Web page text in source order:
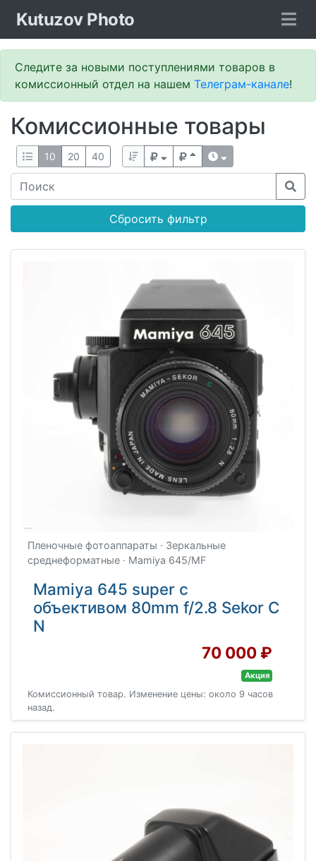
Kutuzov Photo
Следите за новыми поступлениями товаров в
комиссионный отдел на нашем Телеграм-канале!
Комиссионные товары
10 20 40
Сбросить фильтр
Пленочные фотоаппараты · Зеркальные
среднеформатные · Mamiya 645/MF
Mamiya 645 super с
объективом 80mm f/2.8 Sekor C
N
70 000 ₽
Акция
Комиссионный товар. Изменение цены: около 9 часов
назад.